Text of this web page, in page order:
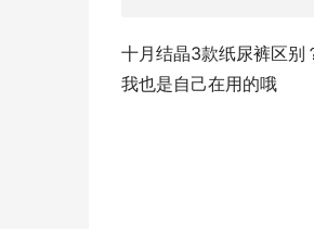
十月结晶3款纸尿裤区别
我也是自己在用的哦